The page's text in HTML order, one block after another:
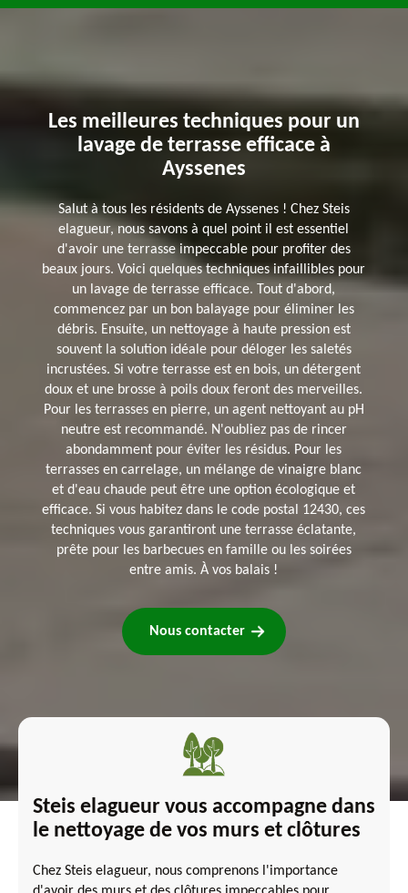
Les meilleures techniques pour un
lavage de terrasse efficace à
Ayssenes
Salut à tous les résidents de Ayssenes ! Chez Steis
elagueur, nous savons à quel point il est essentiel
d'avoir une terrasse impeccable pour profiter des
beaux jours. Voici quelques techniques infaillibles pour
un lavage de terrasse efficace. Tout d'abord,
commencez par un bon balayage pour éliminer les
débris. Ensuite, un nettoyage à haute pression est
souvent la solution idéale pour déloger les saletés
incrustées. Si votre terrasse est en bois, un détergent
doux et une brosse à poils doux feront des merveilles.
Pour les terrasses en pierre, un agent nettoyant au pH
neutre est recommandé. N'oubliez pas de rincer
abondamment pour éviter les résidus. Pour les
terrasses en carrelage, un mélange de vinaigre blanc
et d'eau chaude peut être une option écologique et
efficace. Si vous habitez dans le code postal 12430, ces
techniques vous garantiront une terrasse éclatante,
prête pour les barbecues en famille ou les soirées
entre amis. À vos balais !
Nous contacter
Steis elagueur vous accompagne dans
le nettoyage de vos murs et clôtures
Chez Steis elagueur, nous comprenons l'importance